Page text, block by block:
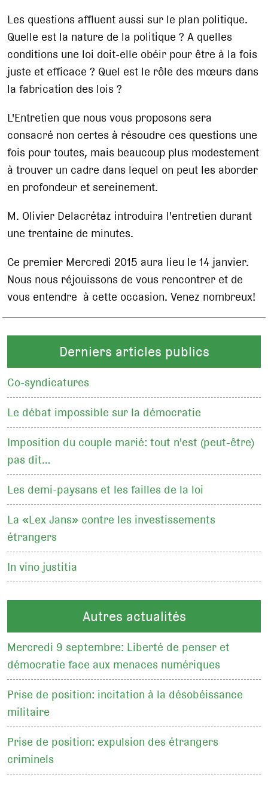
Les questions affluent aussi sur le plan politique.
Quelle est la nature de la politique ? A quelles
conditions une loi doit-elle obéir pour être à la fois
juste et efficace ? Quel est le rôle des mœurs dans
la fabrication des lois ?
L'Entretien que nous vous proposons sera
consacré non certes à résoudre ces questions une
fois pour toutes, mais beaucoup plus modestement
à trouver un cadre dans lequel on peut les aborder
en profondeur et sereinement.
M. Olivier Delacrétaz introduira l'entretien durant
une trentaine de minutes.
Ce premier Mercredi 2015 aura lieu le 14 janvier.
Nous nous réjouissons de vous rencontrer et de
vous entendre à cette occasion. Venez nombreux!
Derniers articles publics
Co-syndicatures
Le débat impossible sur la démocratie
Imposition du couple marié: tout n'est (peut-être)
pas dit…
Les demi-paysans et les failles de la loi
La «Lex Jans» contre les investissements
étrangers
In vino justitia
Autres actualités
Mercredi 9 septembre: Liberté de penser et
démocratie face aux menaces numériques
Prise de position: incitation à la désobéissance
militaire
Prise de position: expulsion des étrangers
criminels